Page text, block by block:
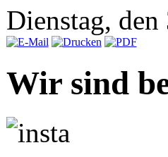
Dienstag,
Wir sind